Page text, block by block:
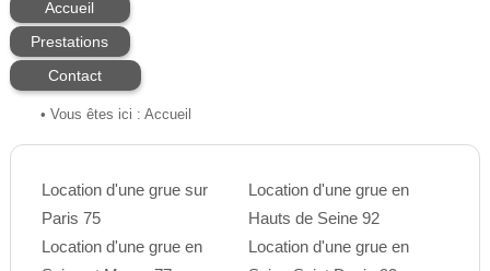
Accueil
Prestations
Contact
• Vous êtes ici : Accueil
Location d'une grue sur
Paris 75
Location d'une grue en
Location d'une grue en
Hauts de Seine 92
Location d'une grue en